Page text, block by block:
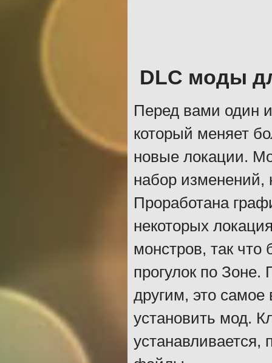
DLC моды
Перед вами один
который меняет
новые локации.
набор
Проработана
некоторых
монстров, так что
прогулок по
другим, это самое
установить мод.
устанавливается,